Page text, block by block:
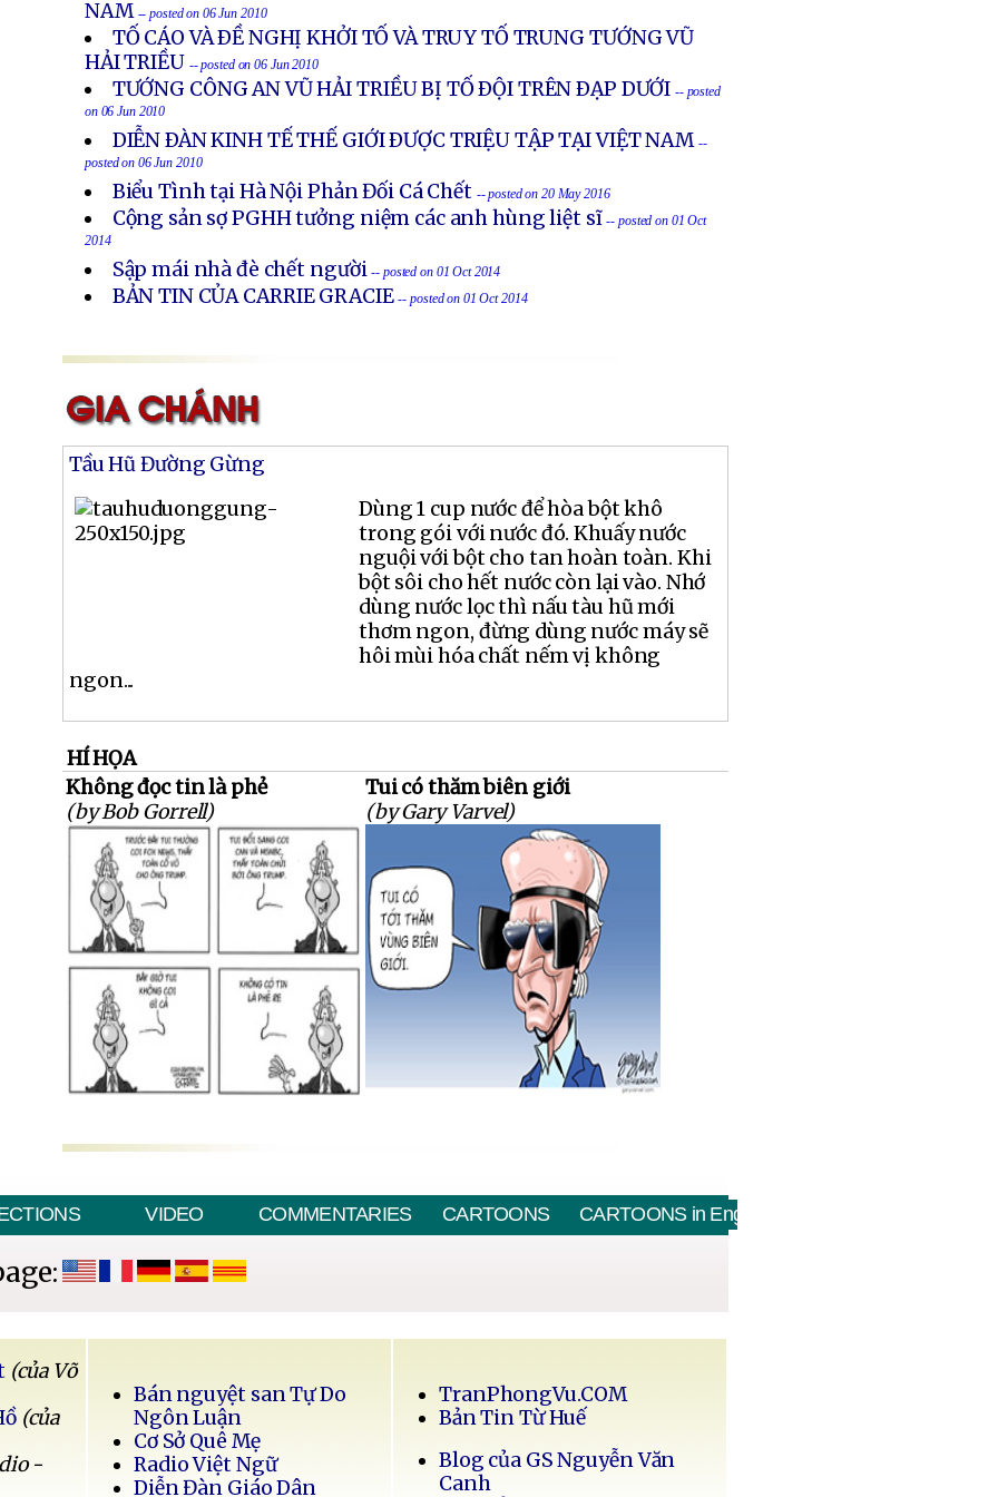
NAM -- posted on 06 Jun 2010
TỐ CÁO VÀ ÐỀ NGHỊ KHỞI TỐ VÀ TRUY TỐ TRUNG TƯỚNG VŨ
HẢI TRIỀU -- posted on 06 Jun 2010
TƯỚNG CÔNG AN VŨ HẢI TRIỀU BỊ TỐ ÐỘI TRÊN ÐẠP DƯỚI -- posted
on 06 Jun 2010
DIỄN ÐÀN KINH TẾ THẾ GIỚI ÐƯỢC TRIỆU TẬP TẠI VIỆT NAM --
posted on 06 Jun 2010
Biểu Tình tại Hà Nội Phản Đối Cá Chết -- posted on 20 May 2016
Cộng sản sợ PGHH tưởng niệm các anh hùng liệt sĩ -- posted on 01 Oct
2014
Sập mái nhà đè chết người -- posted on 01 Oct 2014
BẢN TIN CỦA CARRIE GRACIE-- posted on 01 Oct 2014
Tầu Hũ Đường Gừng
Dùng 1 cup nước để hòa bột khô
trong gói với nước đó. Khuấy nước
nguội với bột cho tan hoàn toàn. Khi
bột sôi cho hết nước còn lại vào. Nhớ
dùng nước lọc thì nấu tàu hũ mới
thơm ngon, đừng dùng nước máy sẽ
hôi mùi hóa chất nếm vị không
ngon...
HÍ HỌA
Không đọc tin là phẻ
(by Bob Gorrell)
Tui có thăm biên giới
(by Gary Varvel)
VIDEO COMMENTARIES CARTOONS CARTOONS in English
(của Võ
(của
-
Bán nguyệt san Tự Do
Ngôn Luận
Cơ Sở Quê Mẹ
Radio Việt Ngữ
Diễn Đàn Giáo Dân
TranPhongVu.COM
Bản Tin Từ Huế
Blog của GS Nguyễn Văn
Canh